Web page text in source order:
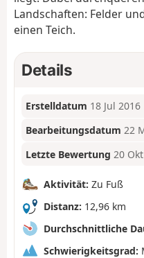
Landschaften: Felder
einen Teich.
Details
Erstelldatum 18 Jul 2016
Bearbeitungsdatum 22
Letzte Bewertung 20
Aktivität: Zu Fuß
Distanz: 12,96 km
Durchschnittliche
Schwierigkeitsgrad: